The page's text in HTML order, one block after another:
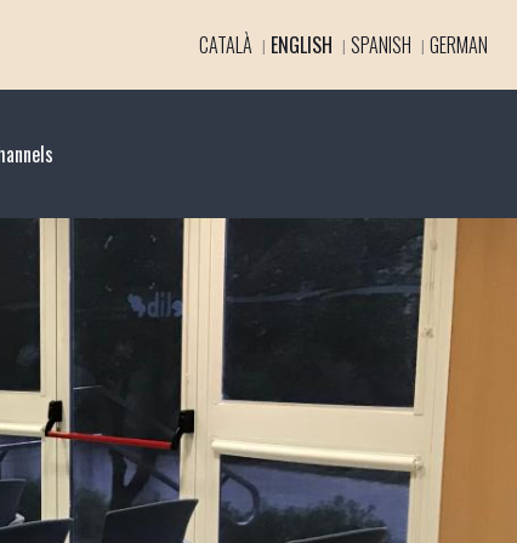
CATALÀ ENGLISH SPANISH GERMAN